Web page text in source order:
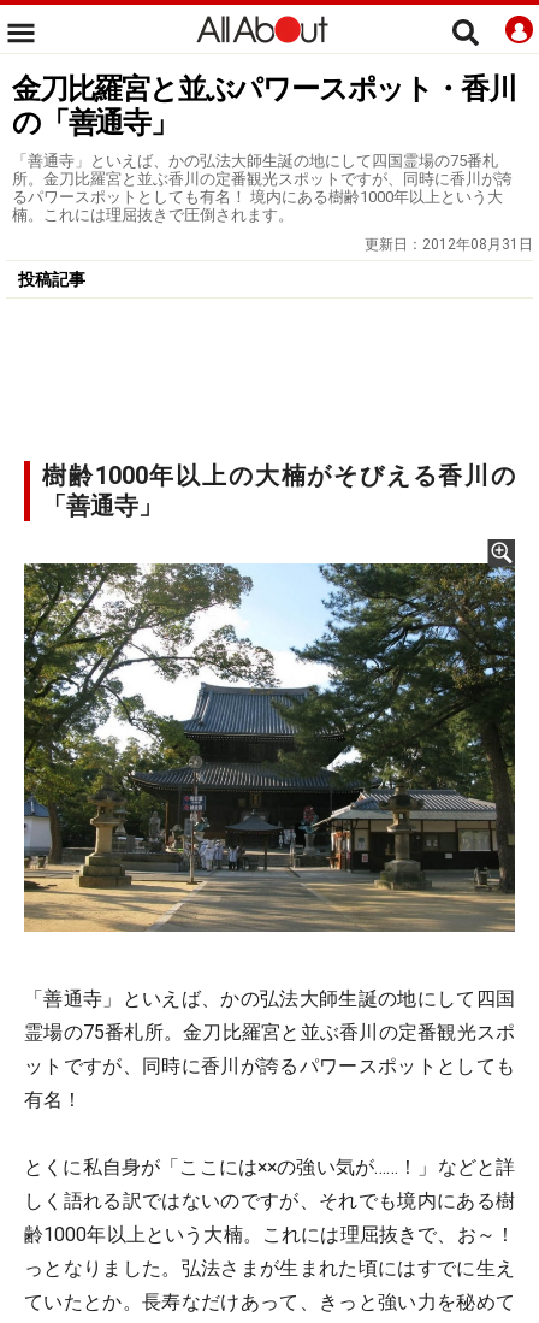
金刀比羅宮と並ぶパワースポット・香川
の「善通寺」
「善通寺」といえば、かの弘法大師生誕の地にして四国霊場の75番札
所。金刀比羅宮と並ぶ香川の定番観光スポットですが、同時に香川が誇
るパワースポットとしても有名！ 境内にある樹齢1000年以上という大
楠。これには理屈抜きで圧倒されます。
更新日： 2012年08月31日
投稿記事
樹齢1000年以上の大楠がそびえる香川の
「善通寺」
「善通寺」といえば、かの弘法大師生誕の地にして四国
霊場の75番札所。金刀比羅宮と並ぶ香川の定番観光スポ
ットですが、同時に香川が誇るパワースポットとしても
有名！
とくに私自身が「ここには××の強い気が……！」などと詳
しく語れる訳ではないのですが、それでも境内にある樹
齢1000年以上という大楠。これには理屈抜きで、お～！
っとなりました。弘法さまが生まれた頃にはすでに生え
ていたとか。長寿なだけあって、きっと強い力を秘めて